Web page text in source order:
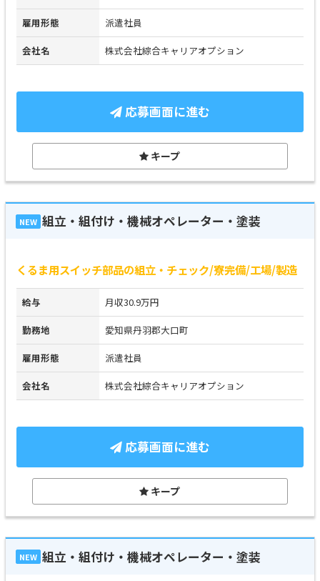
雇用形態 派遣社員
会社名 株式会社綜合キャリアオプション
応募画面に進む
キープ
NEW 組立・組付け・機械オペレーター・塗装
くるま用スイッチ部品の組立・チェック/寮完備/工場/製造
給与 月収30.9万円
勤務地 愛知県丹羽郡大口町
雇用形態 派遣社員
会社名 株式会社綜合キャリアオプション
応募画面に進む
キープ
NEW 組立・組付け・機械オペレーター・塗装